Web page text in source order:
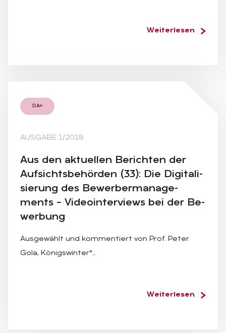
Weiterlesen
DA+
AUSGABE 1/2018
Aus den ak­tu­el­len Be­rich­ten der
Auf­sichts­be­hör­den (33): Die Di­gi­ta­li­
sie­rung des Be­wer­ber­ma­nage­
ments – Vi­deo­in­ter­views bei der Be­
wer­bung
Ausgewählt und kommentiert von Prof. Peter
Gola, Königswinter*…
Weiterlesen